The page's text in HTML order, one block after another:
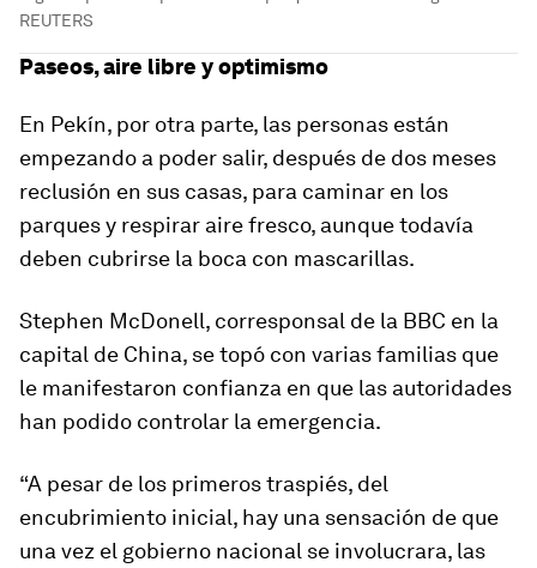
REUTERS
Paseos, aire libre y optimismo
En Pekín, por otra parte, las personas están
empezando a poder salir, después de dos meses
reclusión en sus casas, para caminar en los
parques y respirar aire fresco, aunque todavía
deben cubrirse la boca con mascarillas.
Stephen McDonell, corresponsal de la BBC en la
capital de China, se topó con varias familias que
le manifestaron confianza en que las autoridades
han podido controlar la emergencia.
“A pesar de los primeros traspiés, del
encubrimiento inicial, hay una sensación de que
una vez el gobierno nacional se involucrara, las